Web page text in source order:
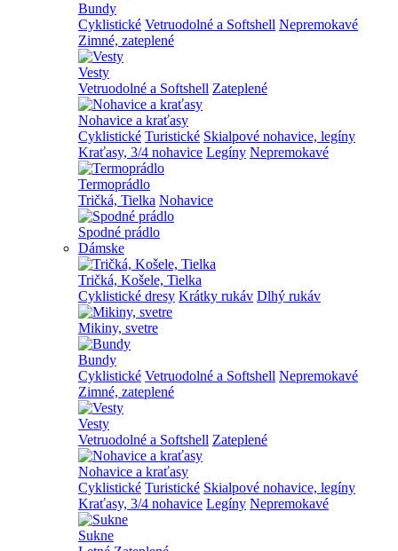
Bundy
Cyklistické Vetruodolné a Softshell Nepremokavé
Zimné, zateplené
Vesty
Vetruodolné a Softshell Zateplené
Nohavice a kraťasy
Cyklistické Turistické Skialpové nohavice, legíny
Kraťasy, 3/4 nohavice Legíny Nepremokavé
Termoprádlo
Tričká, Tielka Nohavice
Spodné prádlo
Dámske
Tričká, Košele, Tielka
Cyklistické dresy Krátky rukáv Dlhý rukáv
Mikiny, svetre
Bundy
Cyklistické Vetruodolné a Softshell Nepremokavé
Zimné, zateplené
Vesty
Vetruodolné a Softshell Zateplené
Nohavice a kraťasy
Cyklistické Turistické Skialpové nohavice, legíny
Kraťasy, 3/4 nohavice Legíny Nepremokavé
Sukne